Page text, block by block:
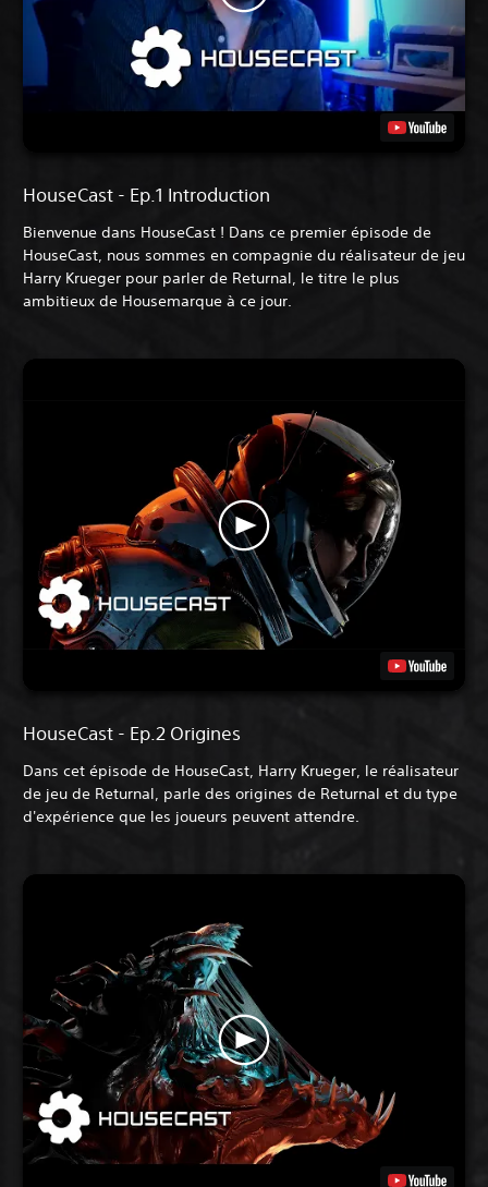
HouseCast - Ep.1 Introduction
Bienvenue dans HouseCast ! Dans ce premier épisode de
HouseCast, nous sommes en compagnie du réalisateur de jeu
Harry Krueger pour parler de Returnal, le titre le plus
ambitieux de Housemarque à ce jour.
HouseCast - Ep.2 Origines
Dans cet épisode de HouseCast, Harry Krueger, le réalisateur
de jeu de Returnal, parle des origines de Returnal et du type
d'expérience que les joueurs peuvent attendre.